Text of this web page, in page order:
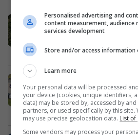
Mabetex Group
Coast Hills -
Mabetex
SCAN Ride and
Mita dhe Dacia
projektin më të ri
Prishtinë
Auto Mita
Personalised advertising and
content measurement, audience
services development
Store and/or access information
Learn more
Your personal data will be processed
your device (cookies, unique identifiers,
data) may be stored by, accessed by
partners, or used specifically by this
may use precise geolocation data. List of
Some vendors may process your